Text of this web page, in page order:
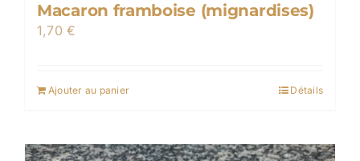
Macaron framboise (mignardises)
1,70€
Ajouter au panier Détails